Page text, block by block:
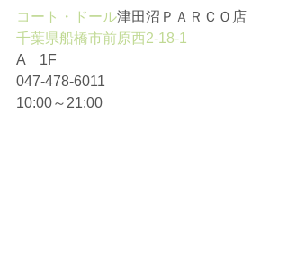
コート・ドール津田沼ＰＡＲＣＯ店
千葉県船橋市前原西2-18-1
A　1F
047-478-6011
10:00～21:00